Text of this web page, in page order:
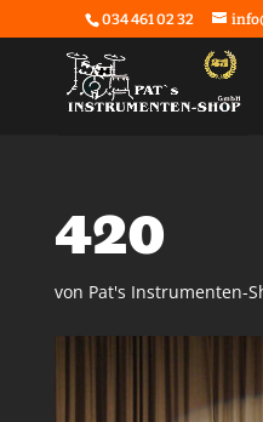
034 461 02 32
420
von Pat's Instrumenten-